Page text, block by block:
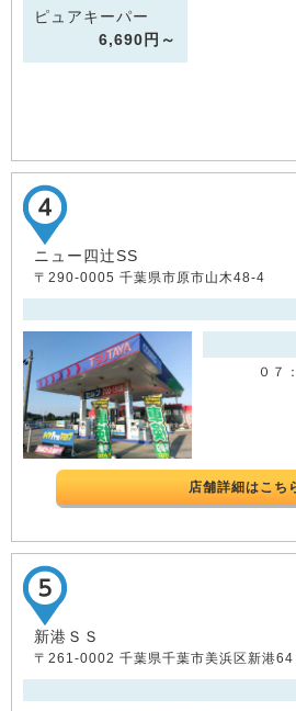
ピュアキーパー
6,690円～
ニュー四辻SS
〒290-0005 千葉県市原市山木48-4
０７
店舗詳細はこち
新港ＳＳ
〒261-0002 千葉県千葉市美浜区新港64